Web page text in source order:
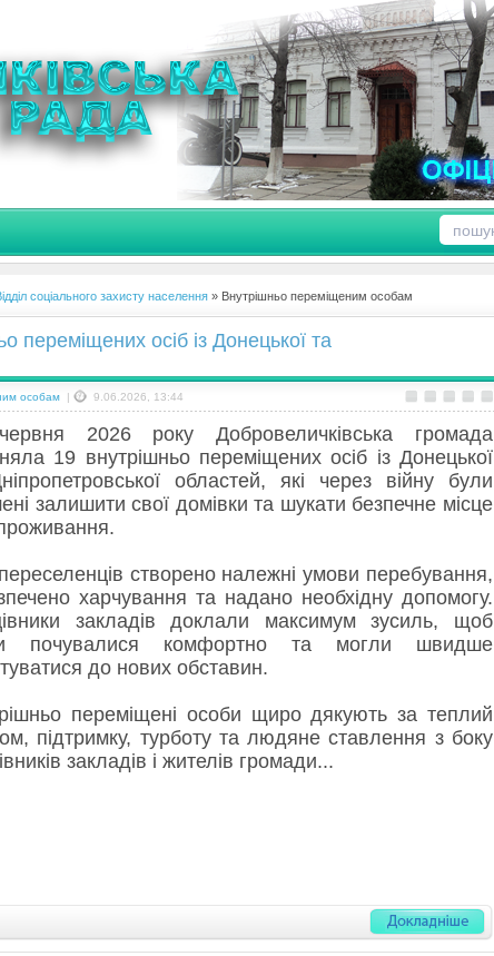
соціального захисту населення » Внутрішньо переміщеним особам
переміщених осіб із Донецької та
особам | 9.06.2026, 13:44
2026 року Добровеличківська громада
19 внутрішньо переміщених осіб із Донецької
областей, які через війну були
залишити свої домівки та шукати безпечне місце
створено належні умови перебування,
харчування та надано необхідну допомогу.
закладів доклали максимум зусиль, щоб
почувалися комфортно та могли швидше
до нових обставин.
переміщені особи щиро дякують за теплий
підтримку, турботу та людяне ставлення з боку
закладів і жителів громади...